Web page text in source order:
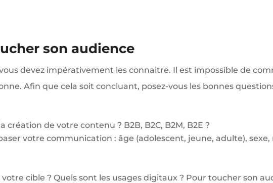
son audience
devez impérativement les connaitre. Il est impossible de
Afin que cela soit concluant, posez-vous les bonnes
création de votre contenu ? B2B, B2C, B2M, B2E ?
votre communication : âge (adolescent, jeune, adulte), sexe,
cible ? Quels sont les usages digitaux ? Pour toucher son